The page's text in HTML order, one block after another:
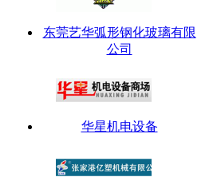
东莞艺华弧形钢化玻璃有限
公司
华星机电设备